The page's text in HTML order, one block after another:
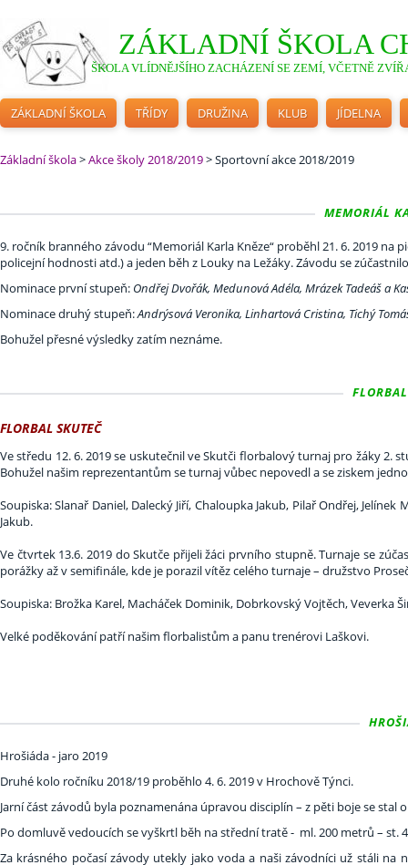
ZÁKLADNÍ ŠKOLA
ŠKOLA VLÍDNĚJŠÍHO ZACHÁZENÍ SE ZEMÍ, VČETNĚ
ZÁKLADNÍ ŠKOLA TŘÍDY DRUŽINA KLUB JÍDELNA
Základní škola>Akce školy 2018/2019>Sportovní akce 2018/2019
MEMORIÁL
9. ročník branného závodu “Memoriál Karla Kněze“ proběhl 21. 6. 2019
policejní hodnosti atd.) a jeden běh z Louky na Ležáky. Závodu se
Nominace první stupeň: Ondřej Dvořák, Medunová Adéla, Mrázek Tadeáš a
Nominace druhý stupeň:Andrýsová Veronika, Linhartová Cristina, Tichý
Bohužel přesné výsledky zatím neznáme.
FLORBAL SKUTEČ
Ve středu 12. 6. 2019 se uskutečnil ve Skutči florbalový turnaj pro žáky 2.
Bohužel našim reprezentantům se turnaj vůbec nepovedl a se ziskem
Soupiska: Slanař Daniel, Dalecký Jiří, Chaloupka Jakub, Pilař Ondřej,
Jakub.
Ve čtvrtek 13.6. 2019 do Skutče přijeli žáci prvního stupně. Turnaje se
porážky až v semifinále, kde je porazil vítěz celého turnaje – družstvo
Soupiska: Brožka Karel, Macháček Dominik, Dobrkovský Vojtěch, Veverka
Velké poděkování patří našim florbalistům a panu trenérovi Laškovi.
Hrošiáda - jaro 2019
Druhé kolo ročníku 2018/19 proběhlo 4. 6. 2019 v Hrochově Týnci.
Jarní část závodů byla poznamenána úpravou disciplín – z pěti boje se stal
Po domluvě vedoucích se vyškrtl běh na střední tratě - ml. 200 metrů – st.
Za krásného počasí závody utekly jako voda a naši závodníci už stáli